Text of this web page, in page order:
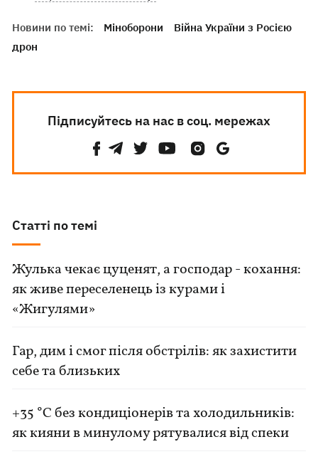
Новини по темі: Міноборони
Війна України з Росією
дрон
Підписуйтесь на нас в соц. мережах
Статті по темі
Жулька чекає цуценят, а господар - кохання:
як живе переселенець із курами і
«Жигулями»
Гар, дим і смог після обстрілів: як захистити
себе та близьких
+35 °C без кондиціонерів та холодильників:
як кияни в минулому рятувалися від спеки